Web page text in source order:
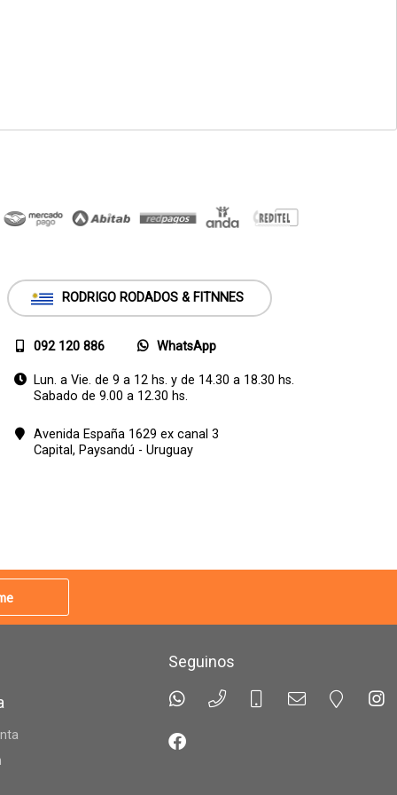
RODRIGO RODADOS & FITNNES
092 120 886 WhatsApp
Lun. a Vie. de 9 a 12 hs. y de 14.30 a 18.30 hs.
Sabado de 9.00 a 12.30 hs.
Avenida España 1629 ex canal 3
Capital, Paysandú - Uruguay
Seguinos